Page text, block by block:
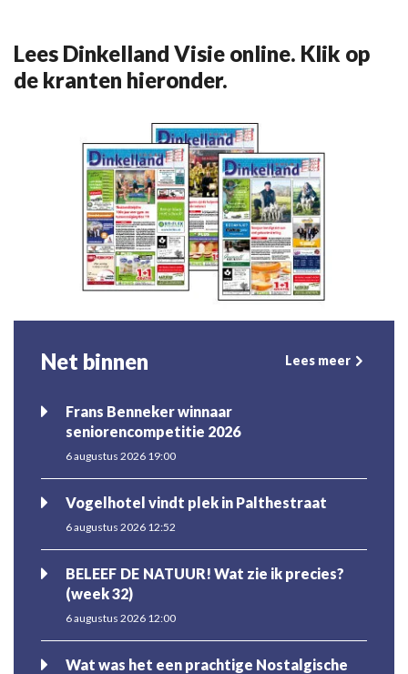
Lees Dinkelland Visie online. Klik op
de kranten hieronder.
Net binnen Lees meer
Frans Benneker winnaar
seniorencompetitie 2026
6 augustus 2026 19:00
Vogelhotel vindt plek in Palthestraat
6 augustus 2026 12:52
BELEEF DE NATUUR! Wat zie ik precies?
(week 32)
6 augustus 2026 12:00
Wat was het een prachtige Nostalgische